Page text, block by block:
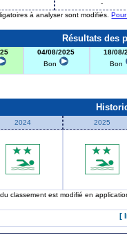
-
à analyser sont modifiés.
Résultats des
04/08/2025
Bon
18/08/
Bon
2024 2025
classement est modifié en
[